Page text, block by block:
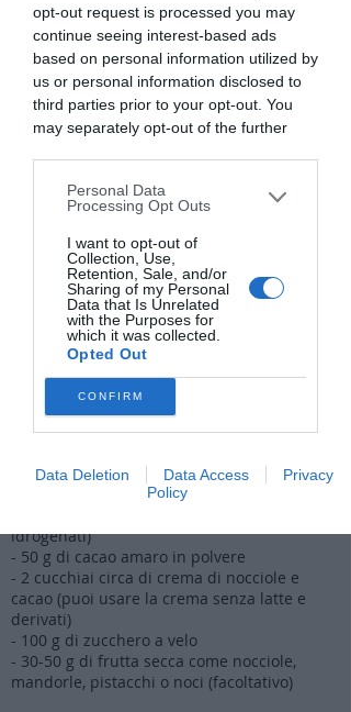
opt-out request is processed you may
continue seeing interest-based ads
based on personal information utilized by
us or personal information disclosed to
third parties prior to your opt-out. You
may separately opt-out of the further
downstream participants. This
information may also be disclosed by us
to third parties on theIAB’s List of
Downstream Participantsthat may
further disclose it to other third parties.
Personal Data
Processing Opt Outs
I want to opt-out of
Collection, Use,
Retention, Sale, and/or
Sharing of my Personal
Data that Is Unrelated
with the Purposes for
which it was collected.
Opted Out
CONFIRM
Data Deletion Data Access
Privacy
Policy
Guarda la video storia de "I tartufini che
sconfissero la paura"
Ed ora realizziamo assieme la ricetta!
Prepara gli ingredienti e segui passo passo
la video lezione ⬇️
Caricamento video in corso...
Prima di iniziare prepara pesati i seguenti
ingredienti:
biscotti senza glutine e latticini)
- 100 g di burro a temperatura ambiente
idrogenati)
- 50 g di cacao amaro in polvere
- 2 cucchiai circa di crema di nocciole e
cacao (puoi usare la crema senza latte e
derivati)
- 100 g di zucchero a velo
- 30-50 g di frutta secca come nocciole,
mandorle, pistacchi o noci (facoltativo)